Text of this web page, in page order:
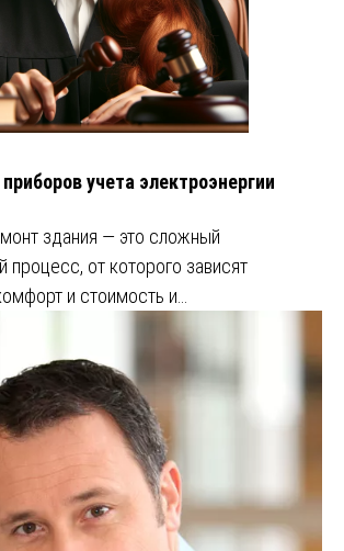
учета электроэнергии
здания — это сложный
процесс, от которого зависят
и стоимость и…